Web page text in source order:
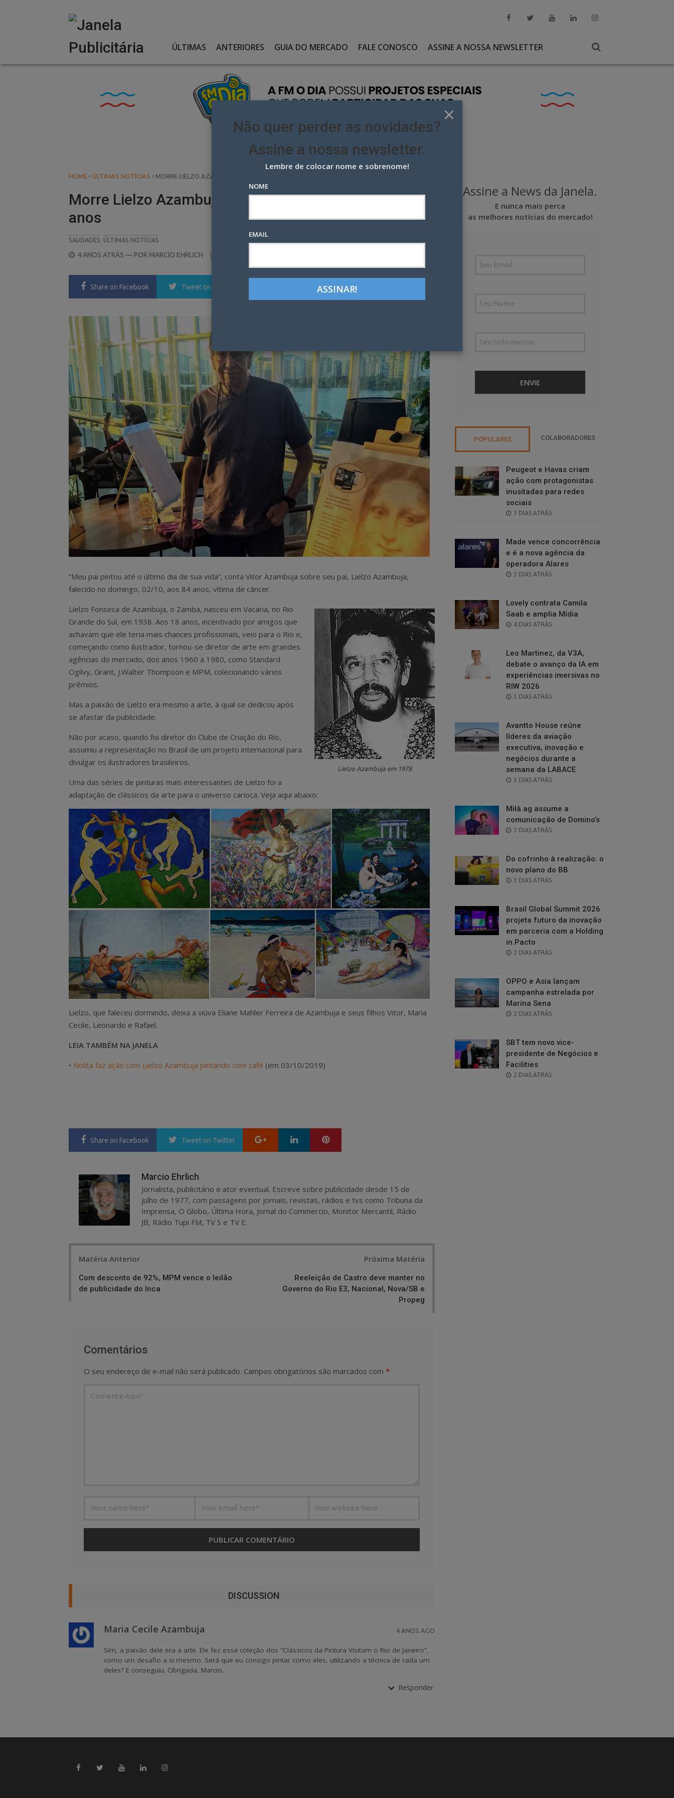
ÚLTIMAS ANTERIORES GUIA DO MERCADO FALE CONOSCO ASSINE A NOSSA NEWSLETTER
HOME › ÚLTIMAS NOTÍCIAS › MORRE LIELZO AZAMBUJA, DIRETOR DE ARTE E PINTOR, AOS 84 ANOS
Morre Lielzo Azambuja, diretor de arte e pintor, aos 84
anos
SAUDADES ÚLTIMAS NOTÍCIAS
POSTED
4 ANOS ATRÁS — POR MARCIO EHRLICH
Share on Facebook Tweet on Twitter LinkedIn Pinterest
“Meu pai pintou até o último dia de sua vida”, conta Vitor Azambuja sobre seu pai, Lielzo Azambuja,
falecido no domingo, 02/10, aos 84 anos, vítima de câncer.
Lielzo Azambuja em 1978
Lielzo Fonseca de Azambuja, o Zamba, nasceu em Vacaria, no Rio
Grande do Sul, em 1938. Aos 18 anos, incentivado por amigos que
achavam que ele teria mais chances profissionais, veio para o Rio e,
começando como ilustrador, tornou-se diretor de arte em grandes
agências do mercado, dos anos 1960 a 1980, como Standard
Ogilvy, Grant, J.Walter Thompson e MPM, colecionando vários
prêmios.
Mas a paixão de Lielzo era mesmo a arte, à qual se dedicou após
se afastar da publicidade.
Não por acaso, quando foi diretor do Clube de Criação do Rio,
assumiu a representação no Brasil de um projeto internacional para
divulgar os ilustradores brasileiros.
Uma das séries de pinturas mais interessantes de Lielzo foi a
adaptação de clássicos da arte para o universo carioca. Veja aqui abaixo:
Lielzo, que faleceu dormindo, deixa a viúva Eliane Mahler Ferreira de Azambuja e seus filhos Vitor, Maria
Cecile, Leonardo e Rafael.
LEIA TAMBÉM NA JANELA
• Nolita faz ação com Lielzo Azambuja pintando com café (em 03/10/2019)
Share on Facebook Tweet on Twitter Google+ LinkedIn
Marcio Ehrlich
Jornalista, publicitário e ator eventual. Escreve sobre publicidade desde 15 de
julho de 1977, com passagens por jornais, revistas, rádios e tvs como Tribuna da
Imprensa, O Globo, Última Hora, Jornal do Commercio, Monitor Mercantil, Rádio
JB, Rádio Tupi FM, TV S e TV E.
Matéria Anterior
Com desconto de 92%, MPM vence o leilão
de publicidade do Inca
Próxima Matéria
Reeleição de Castro deve manter no
Governo do Rio E3, Nacional, Nova/SB e
Propeg
Comentários
O seu endereço de e-mail não será publicado. Campos obrigatórios são marcados com *
DISCUSSION
Maria Cecile Azambuja 4 ANOS AGO
Sim, a paixão dele era a arte. Ele fez essa coleção dos “Clássicos da Pintura Visitam o Rio de Janeiro”,
como um desafio a si mesmo. Será que eu consigo pintar como eles, utilizando a técnica de cada um
deles? E conseguiu. Obrigada, Marcio.
Responder
Assine a News da Janela.
E nunca mais perca
as melhores notícias do mercado!
POPULARES COLABORADORES
Peugeot e Havas criam
ação com protagonistas
inusitadas para redes
sociais
POSTED
3 DIAS ATRÁS
Made vence concorrência
e é a nova agência da
operadora Alares
POSTED
3 DIAS ATRÁS
Lovely contrata Camila
Saab e amplia Mídia
POSTED
4 DIAS ATRÁS
Leo Martinez, da V3A,
debate o avanço da IA em
experiências imersivas no
RIW 2026
POSTED
3 DIAS ATRÁS
Avantto House reúne
líderes da aviação
executiva, inovação e
negócios durante a
semana da LABACE
POSTED
3 DIAS ATRÁS
Milà.ag assume a
comunicação de Domino’s
POSTED
3 DIAS ATRÁS
Do cofrinho à realização: o
novo plano do BB
POSTED
3 DIAS ATRÁS
Brasil Global Summit 2026
projeta futuro da inovação
em parceria com a Holding
in.Pacto
POSTED
2 DIAS ATRÁS
OPPO e Asia lançam
campanha estrelada por
Marina Sena
POSTED
2 DIAS ATRÁS
SBT tem novo vice-
presidente de Negócios e
Facilities
POSTED
2 DIAS ATRÁS
×
Não quer perder as novidades?
Assine a nossa newsletter.
Lembre de colocar nome e sobrenome!
NOME
EMAIL